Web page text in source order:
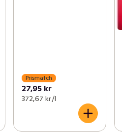
Prismatch
27,95 kr
372,67 kr /l